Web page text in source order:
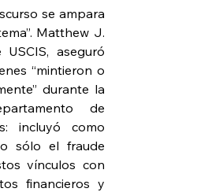
se ampara
Matthew J.
aseguró
“mintieron o
durante la
de
incluyó como
sólo el fraude
vínculos con
financieros y